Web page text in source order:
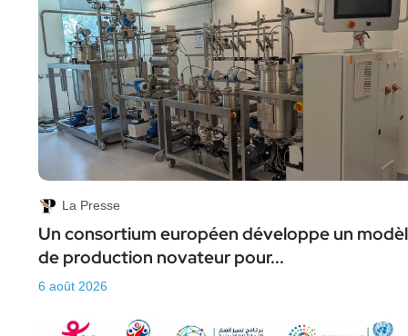
La Presse
Un consortium européen développe un
de production novateur pour...
6 août 2026